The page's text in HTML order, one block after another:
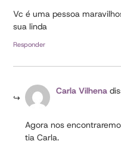
Vc é uma pessoa
sua linda
Responder
Carla Vilhena
Agora nos
tia Carla.